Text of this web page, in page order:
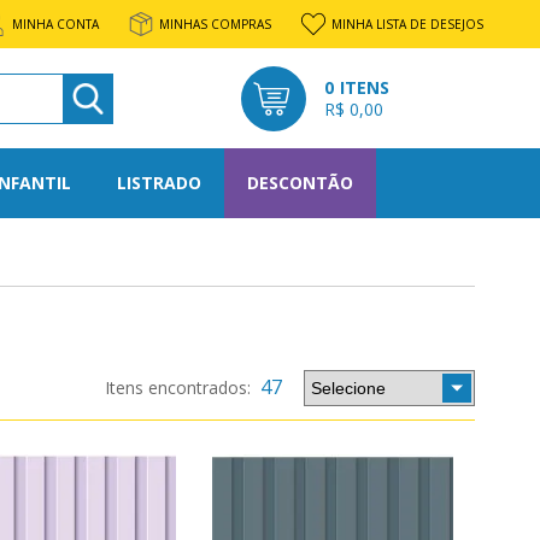
MINHA CONTA MINHAS COMPRAS MINHA LISTA DE DESEJOS
0
R$ 0,00
LISTRADO DESCONTÃO
47